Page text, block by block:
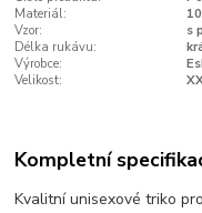
Materiál:
Vzor:
s
Délka rukávu:
Výrobce:
Velikost:
Kompletní
Kvalitní unisexové triko